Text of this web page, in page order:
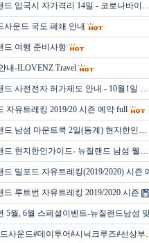
드 입국시 자가격리 14일 - 코로나바이
사운드 국도 폐쇄 안내
드 여행 준비사항
내-ILOVENZ Travel
드 사전전자 허가제도 안내 - 10월1일 …
자유트레킹 2019/20 시즌 예약 full
드 남섬 마운트쿡 2일(동계) 현지한인…
드 현지한인가이드- 뉴질랜드 남섬 웰…
드 밀포드 자유트레킹(2019/2020) 시즌
드 루트번 자유트레킹 2019/2020 시즌
5월, 6월 스페셜이벤트-뉴질랜드남섬
사운드#데이투어#시닉크루즈#선상